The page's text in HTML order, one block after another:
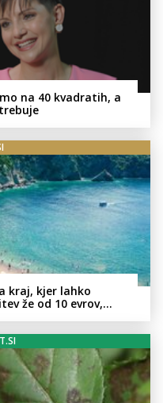
na 40 kvadratih, a
kraj, kjer lahko
že od 10 evrov,